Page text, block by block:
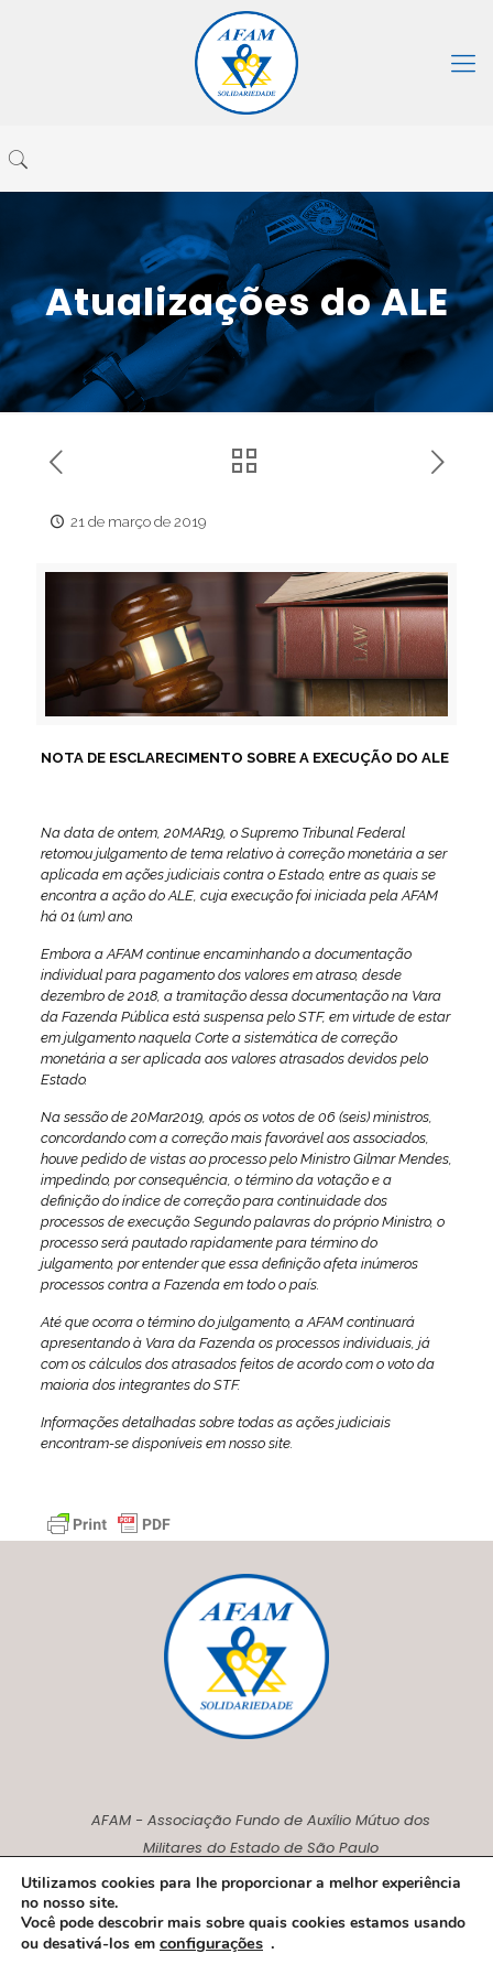
Atualizações do ALE
21 de março de 2019
NOTA DE ESCLARECIMENTO SOBRE A EXECUÇÃO DO ALE
Na data de ontem, 20MAR19, o Supremo Tribunal Federal
retomou julgamento de tema relativo à correção monetária a ser
aplicada em ações judiciais contra o Estado, entre as quais se
encontra a ação do ALE, cuja execução foi iniciada pela AFAM
há 01 (um) ano.
Embora a AFAM continue encaminhando a documentação
individual para pagamento dos valores em atraso, desde
dezembro de 2018, a tramitação dessa documentação na Vara
da Fazenda Pública está suspensa pelo STF, em virtude de estar
em julgamento naquela Corte a sistemática de correção
monetária a ser aplicada aos valores atrasados devidos pelo
Estado.
Na sessão de 20Mar2019, após os votos de 06 (seis) ministros,
concordando com a correção mais favorável aos associados,
houve pedido de vistas ao processo pelo Ministro Gilmar Mendes,
impedindo, por consequência, o término da votação e a
definição do índice de correção para continuidade dos
processos de execução. Segundo palavras do próprio Ministro, o
processo será pautado rapidamente para término do
julgamento, por entender que essa definição afeta inúmeros
processos contra a Fazenda em todo o país.
Até que ocorra o término do julgamento, a AFAM continuará
apresentando à Vara da Fazenda os processos individuais, já
com os cálculos dos atrasados feitos de acordo com o voto da
maioria dos integrantes do STF.
Informações detalhadas sobre todas as ações judiciais
encontram-se disponíveis em nosso site.
AFAM - Associação Fundo de Auxílio Mútuo dos
Militares do Estado de São Paulo
CNPJ00.230.675/0001-27
Utilizamos cookies para lhe proporcionar a melhor experiência
no nosso site.
Você pode descobrir mais sobre quais cookies estamos usando
ou desativá-los em configurações .